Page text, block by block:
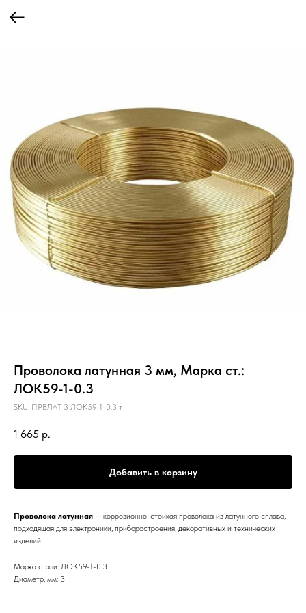
Проволока латунная 3 мм, Марка ст.:
ЛОК59-1-0.3
SKU: ПРВЛАТ 3 ЛОК59-1-0.3 т
1 665 р.
Добавить в корзину
Проволока латунная — коррозионно-стойкая проволока из латунного сплава,
подходящая для электроники, приборостроения, декоративных и технических
изделий.
Марка стали: ЛОК59-1-0.3
Диаметр, мм: 3